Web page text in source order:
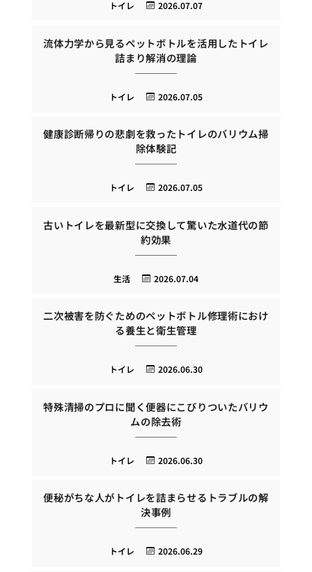
2026.07.07
トイレ
流体力学から見るペットボトルを活用したトイレ
詰まり解消の理論
2026.07.05
トイレ
健康診断帰りの悲劇を救ったトイレのバリウム掃
除体験記
2026.07.05
トイレ
古いトイレを最新型に交換して驚いた水道代の節
約効果
2026.07.04
生活
二次被害を防ぐためのペットボトル修理術におけ
る養生と衛生管理
2026.06.30
トイレ
特殊清掃のプロに聞く便器にこびりついたバリウ
ムの除去術
2026.06.30
トイレ
便秘がちな人がトイレを詰まらせるトラブルの解
決事例
2026.06.29
トイレ